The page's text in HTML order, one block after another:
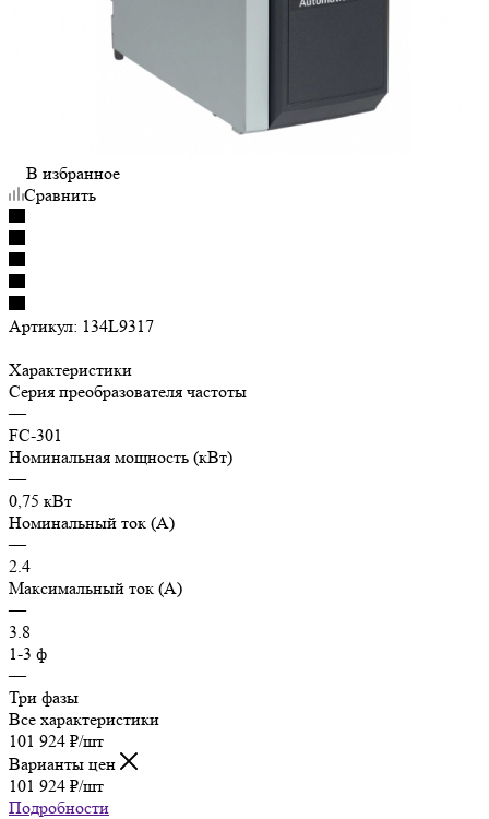
В избранное
Сравнить
Артикул: 134L9317
Характеристики
Серия преобразователя частоты
—
FC-301
Номинальная мощность (кВт)
—
0,75 кВт
Номинальный ток (А)
—
2.4
Максимальный ток (А)
—
3.8
1-3 ф
—
Три фазы
Все характеристики
101 924 ₽/шт
Варианты цен
101 924 ₽/шт
Подробности